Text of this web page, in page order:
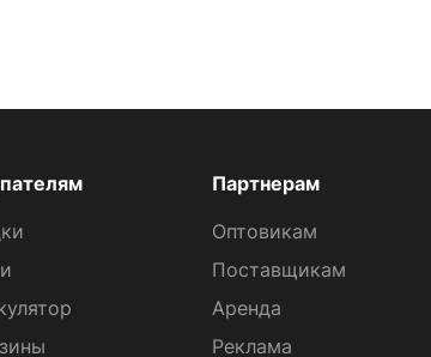
Партнерам
Оптовикам
Поставщикам
Аренда
Реклама